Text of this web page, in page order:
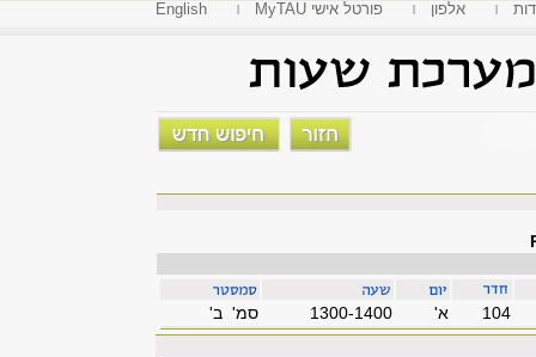
English MyTAU פורטל אישי אלפון
סמ' ב' 1300-1400 'א 104